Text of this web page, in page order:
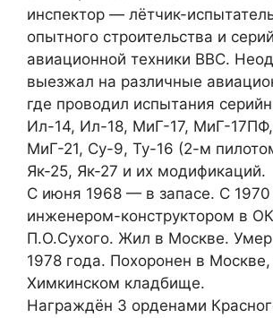
инспектор — лётчик-
опытного строительства и
авиационной техники ВВС.
выезжал на различные
где проводил испытания
Ил-14, Ил-18, МиГ-17, МиГ-
МиГ-21, Су-9, Ту-16 (2-м
Як-25, Як-27 и их модификаций.
С июня 1968 — в запасе. С 1970
инженером-конструктором в
П.О.Сухого. Жил в Москве. Умер
1978 года. Похоронен в Москве,
Химкинском кладбище.
Награждён 3 орденами